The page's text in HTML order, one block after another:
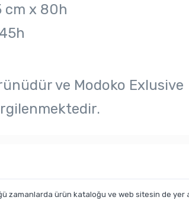
cm x 80h
ve Modoko Exlusive
zamanlarda ürün kataloğu ve web sitesin de